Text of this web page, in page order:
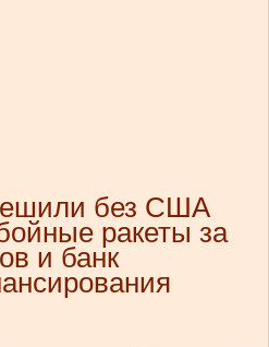
без США
ракеты за
и банк